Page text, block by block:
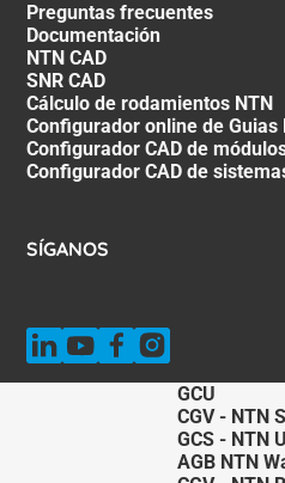
Preguntas frecuentes
Documentación
NTN CAD
SNR CAD
Cálculo de rodamientos NTN
Configurador online de Guias
Configurador CAD de
Configurador CAD de
SÍGANOS
GCU
CGV - NTN
GCS - NTN
AGB NTN